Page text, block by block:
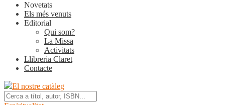
Novetats
Els més venuts
Editorial
Qui som?
La Missa
Activitats
Llibreria Claret
Contacte
El nostre catàleg